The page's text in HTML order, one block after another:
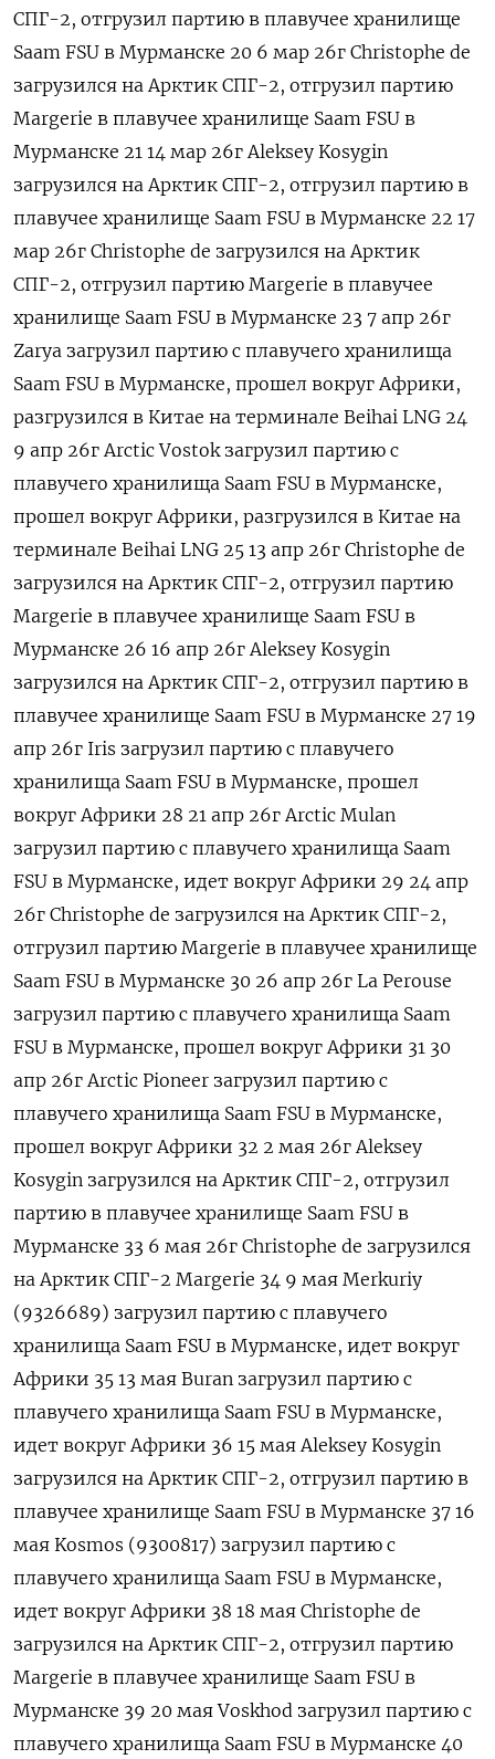
СПГ-2, отгрузил партию в плавучее хранилище
Saam ​FSU в Мурманске 20 6 мар 26г Сhristophe de
загрузился на Арктик СПГ-2, отгрузил партию
Margerie в плавучее хранилище Saam FSU в
Мурманске 21 14 мар 26г Aleksey Kosygin
загрузился на Арктик СПГ-2, отгрузил партию в
плавучее хранилище Saam FSU в Мурманске 22 17
мар 26г Сhristophe de загрузился на Арктик
СПГ-2, отгрузил партию Margerie в плавучее
хранилище Saam FSU в Мурманске 23 7 апр 26г
Zarya загрузил партию с плавучего хранилища
Saam FSU в Мурманске, прошел вокруг Африки,
разгрузился в Китае на терминале Beihai LNG 24
9 апр 26г Arctic Vostok загрузил партию с
плавучего хранилища Saam FSU в Мурманске,
прошел вокруг Африки, разгрузился в Китае на
терминале Beihai LNG 25 13 апр 26г Сhristophe de
загрузился на Арктик СПГ-2, отгрузил партию
Margerie в плавучее хранилище Saam FSU в
Мурманске 26 16 апр 26г Aleksey Kosygin
загрузился на Арктик СПГ-2, отгрузил партию в
плавучее хранилище Saam FSU в Мурманске 27 19
апр 26г Iris загрузил партию с плавучего
хранилища Saam FSU в Мурманске, прошел
вокруг Африки 28 21 апр 26г Arctic Mulan
загрузил партию с плавучего хранилища Saam
FSU в Мурманске, идет ​вокруг Африки 29 24 апр
26г Сhristophe de загрузился на Арктик СПГ-2,
отгрузил партию Margerie в ⁠плавучее хранилище
Saam FSU в Мурманске 30 26 апр 26г La Perouse
загрузил партию с плавучего хранилища Saam
FSU в Мурманске, прошел вокруг Африки 31 30
апр 26г Arctic Pioneer загрузил партию с
плавучего хранилища Saam FSU в Мурманске,
прошел вокруг Африки 32 2 мая 26г Aleksey
Kosygin загрузился на Арктик СПГ-2, отгрузил
партию в плавучее хранилище Saam ‌FSU в
Мурманске 33 6 мая 26г Сhristophe de загрузился
на Арктик СПГ-2 Margerie 34 9 мая Merkuriy
(9326689) загрузил партию с плавучего
хранилища Saam FSU в Мурманске, идет вокруг
Африки 35 13 мая Buran загрузил партию с
плавучего хранилища Saam FSU в Мурманске,
идет ‌вокруг Африки 36 15 мая Aleksey Kosygin
загрузился на Арктик СПГ-2, отгрузил партию в
плавучее хранилище Saam FSU в Мурманске 37 16
мая Kosmos (9300817) загрузил партию с
плавучего хранилища Saam FSU в Мурманске,
идет вокруг Африки 38 18 мая Сhristophe de
загрузился на Арктик СПГ-2, отгрузил ​партию
Margerie в плавучее хранилище Saam FSU в
Мурманске 39 20 мая Voskhod загрузил партию с
плавучего хранилища Saam FSU в Мурманске 40